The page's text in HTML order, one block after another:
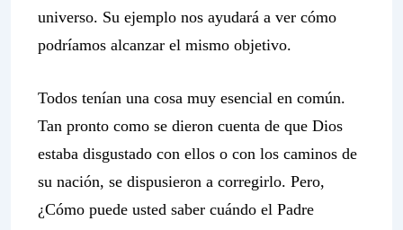
universo. Su ejemplo nos ayudará a ver cómo
podríamos alcanzar el mismo objetivo.
Todos tenían una cosa muy esencial en común.
Tan pronto como se dieron cuenta de que Dios
estaba disgustado con ellos o con los caminos de
su nación, se dispusieron a corregirlo. Pero,
¿Cómo puede usted saber cuándo el Padre